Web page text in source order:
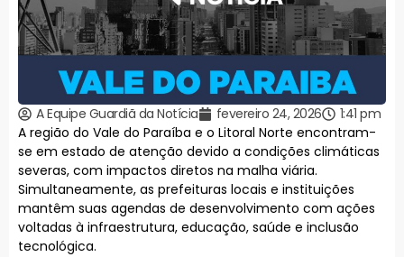
A Equipe Guardiã da Notícia fevereiro 24, 2026
1:41 pm
A região do Vale do Paraíba e o Litoral Norte encontram-
se em estado de atenção devido a condições climáticas
severas, com impactos diretos na malha viária.
Simultaneamente, as prefeituras locais e instituições
mantêm suas agendas de desenvolvimento com ações
voltadas à infraestrutura, educação, saúde e inclusão
tecnológica.